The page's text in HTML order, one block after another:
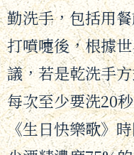
勤洗手，包括用
打噴嚏後，根據
議，若是乾洗手
每次至少要洗20
《生日快樂歌》